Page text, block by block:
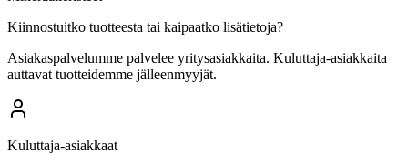
Kiinnostuitko tuotteesta tai kaipaatko lisätietoja?
Asiakaspalvelumme palvelee yritysasiakkaita. Kuluttaja-asiakkaita
auttavat tuotteidemme jälleenmyyjät.
Kuluttaja-asiakkaat